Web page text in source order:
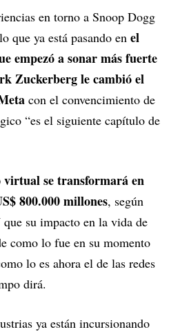
en torno a Snoop Dogg
que ya está pasando en el
empezó a sonar más fuerte
Zuckerberg le cambió el
con el convencimiento de
“es el siguiente capítulo de
virtual se transformará en
800.000 millones, según
su impacto en la vida de
como lo fue en su momento
lo es ahora el de las redes
dirá.
ya están incursionando